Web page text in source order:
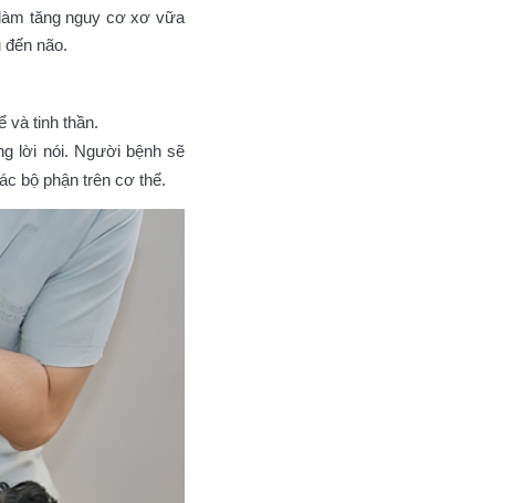
tăng nguy cơ xơ vữa
não.
và tinh thần.
lời nói. Người bệnh sẽ
bộ phận trên cơ thể.